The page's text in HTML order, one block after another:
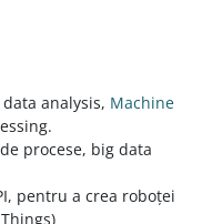
analysis, Machine
procese, big data
pentru a crea roboței